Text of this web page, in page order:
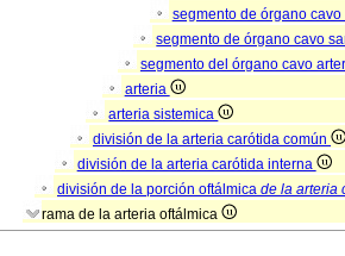
segmento de órgano
segmento de órgano cavo
segmento del órgano cavo
arteria
arteria sistemica
división de la arteria carótida común
división de la arteria carótida interna
división de la porción oftálmica de la arteria
rama de la arteria oftálmica